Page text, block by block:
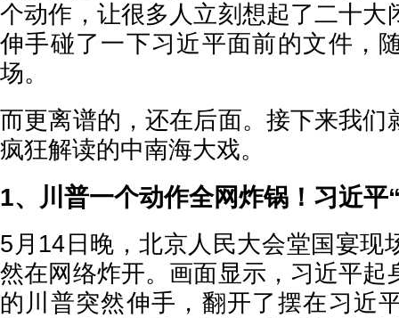
个动作，让很多人立刻想起了二十大
伸手碰了一下习近平面前的文件，
场。
而更离谱的，还在后面。接下来我们
疯狂解读的中南海大戏。
1、川普一个动作全网炸锅！习近平
5月14日晚，北京人民大会堂国宴现
然在网络炸开。画面显示，习近平起
的川普突然伸手，翻开了摆在习近